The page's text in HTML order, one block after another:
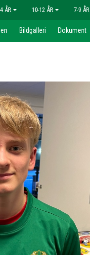
ÅR 10-12 ÅR 7-9 ÅR
Bildgalleri Dokument